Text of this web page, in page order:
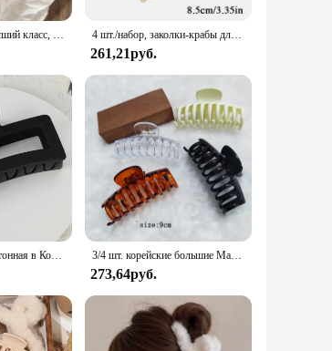
they offer a range of colors and sizes to
The clips come in sets, making them an
means they will remain a timeless
Новый дизайн, высший класс, заколка для волос в виде тыквы для женщин, милое украшение для волос на спине, длинная повязка на голову, заколка, аксессуары для волос 4 шт./набор, заколки-крабы для волос
261,21руб.
Заколка-краб однотонная в Корейском стиле, 13 см 3/4 шт. корейские большие Матовые акриловые заколки для волос с матовыми крапанами для ванной заколки для волос заколка головной убор для женщин Набор аксессуаров для волос
273,64руб.